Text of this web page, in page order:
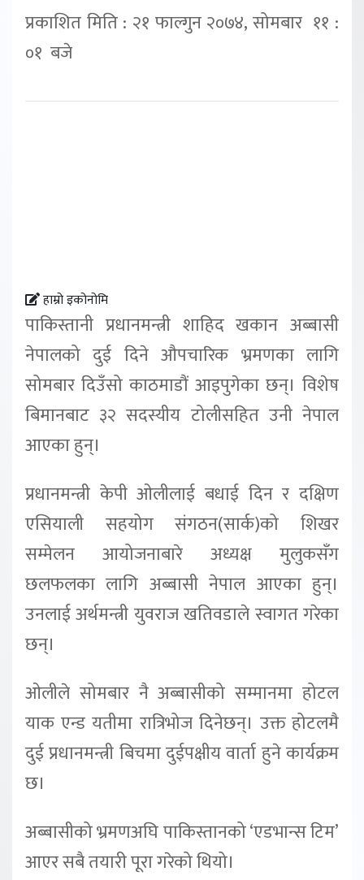
प्रकाशित मिति : २१ फाल्गुन २०७४, सोमबार ११ :
०१ बजे
हाम्रो इकोनोमि
पाकिस्तानी प्रधानमन्त्री शाहिद खकान अब्बासी
नेपालको दुई दिने औपचारिक भ्रमणका लागि
सोमबार दिउँसो काठमाडौं आइपुगेका छन्। विशेष
बिमानबाट ३२ सदस्यीय टोलीसहित उनी नेपाल
आएका हुन्।
प्रधानमन्त्री केपी ओलीलाई बधाई दिन र दक्षिण
एसियाली सहयोग संगठन(सार्क)को शिखर
सम्मेलन आयोजनाबारे अध्यक्ष मुलुकसँग
छलफलका लागि अब्बासी नेपाल आएका हुन्।
उनलाई अर्थमन्त्री युवराज खतिवडाले स्वागत गरेका
छन्।
ओलीले सोमबार नै अब्बासीको सम्मानमा होटल
याक एन्ड यतीमा रात्रिभोज दिनेछन्। उक्त होटलमै
दुई प्रधानमन्त्री बिचमा दुईपक्षीय वार्ता हुने कार्यक्रम
छ।
अब्बासीको भ्रमणअघि पाकिस्तानको ‘एडभान्स टिम’
आएर सबै तयारी पूरा गरेको थियो।